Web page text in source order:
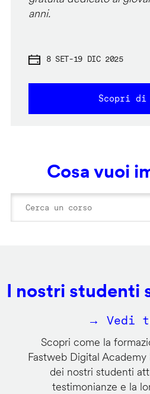
anni.
8 SET-19 DIC 2025
Scopri di
Cosa vuoi
I nostri studenti
→ Vedi
Scopri come la
Fastweb Digital
dei nostri studenti
testimonianze e la